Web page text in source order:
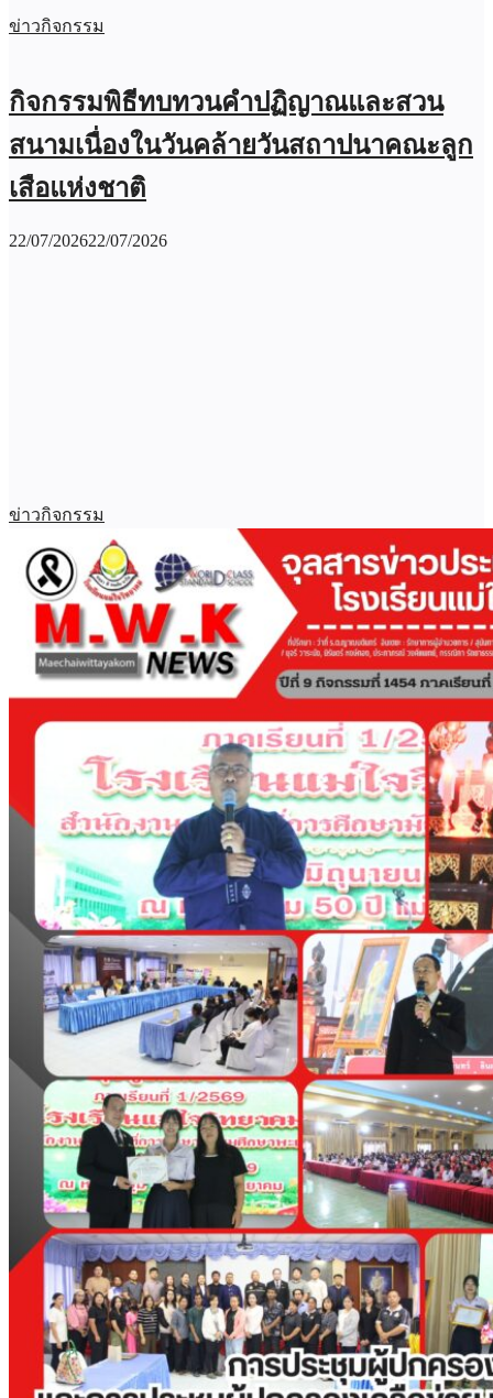
ข่าวกิจกรรม
กิจกรรมพิธีทบทวนคำปฏิญาณและสวน
สนามเนื่องในวันคล้ายวันสถาปนาคณะลูก
เสือแห่งชาติ
22/07/202622/07/2026
ข่าวกิจกรรม